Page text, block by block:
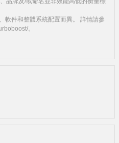
軟件和整體系統配置而異。 詳情請參
。